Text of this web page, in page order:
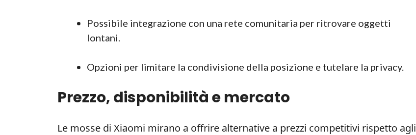
Possibile integrazione con una rete comunitaria per ritrovare oggetti
lontani.
Opzioni per limitare la condivisione della posizione e tutelare la privacy.
Prezzo, disponibilità e mercato
Le mosse di Xiaomi mirano a offrire alternative a prezzi competitivi rispetto agli